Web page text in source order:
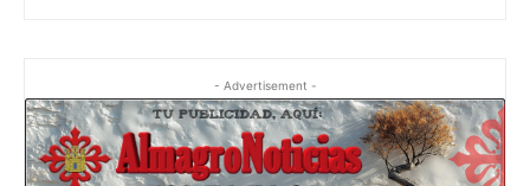
- Advertisement -